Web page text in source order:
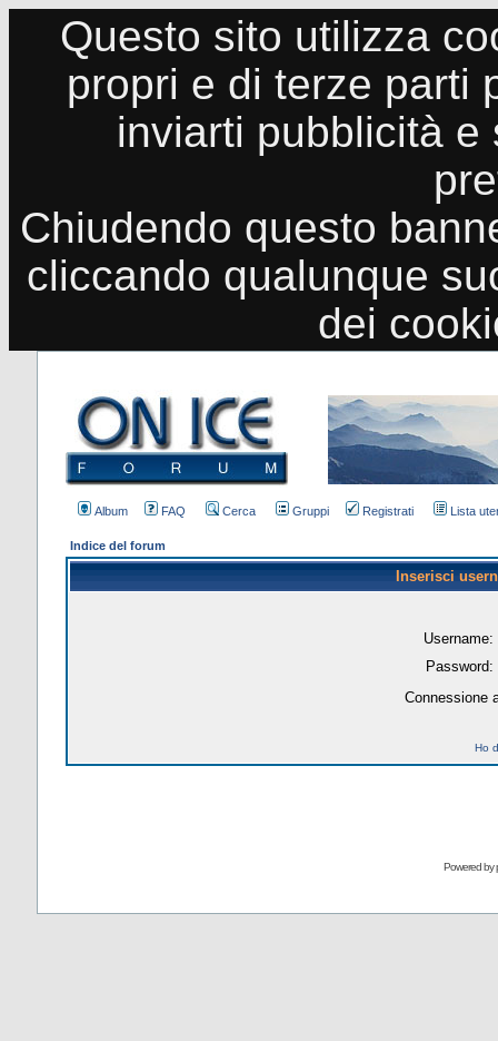
Questo sito utilizza
propri e di terze parti
inviarti pubblicità
Chiudendo questo
cliccando qualunque
dei
Album FAQ Cerca Gruppi Registrati Lista
Indice del forum
Inserisci
Username:
Password:
Connessione
Ho
Powered by